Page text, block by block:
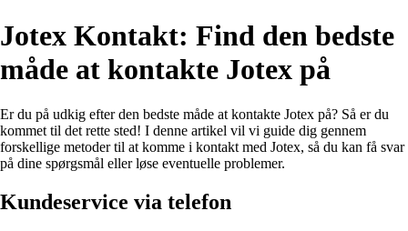
Jotex Kontakt: Find den bedste
måde at kontakte Jotex på
Er du på udkig efter den bedste måde at kontakte Jotex på? Så er du
kommet til det rette sted! I denne artikel vil vi guide dig gennem
forskellige metoder til at komme i kontakt med Jotex, så du kan få svar
på dine spørgsmål eller løse eventuelle problemer.
Kundeservice via telefon